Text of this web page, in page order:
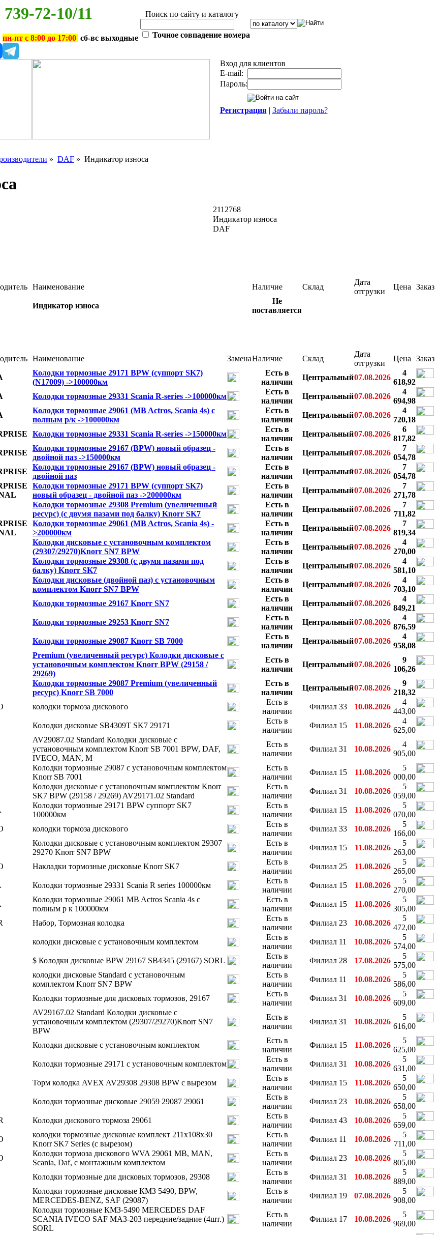
72-10/11
пн-пт с 8:00 до 17:00 сб-вс выходные
Поиск по сайту и каталогу
Точное совпадение номера
Вход для клиентов
E-mail:
Пароль:
Регистрация| Забыли пароль?
» DAF » Индикатор износа
2112768
Индикатор износа
DAF
Наименование Наличие Склад
Дата
отгрузки
Цена Заказ
Индикатор износа
Не
поставляется
Наименование ЗаменаНаличие Склад
Дата
отгрузки
Цена Заказ
Колодки тормозные 29171 BPW (суппорт SK7)
(N17009) ->100000км
Есть в
наличии
Центральный07.08.2026
4
618,92
Колодки тормозные 29331 Scania R-series ->100000км
Есть в
наличии
Центральный07.08.2026
4
694,98
Колодки тормозные 29061 (MB Actros, Scania 4s) с
полным р/к ->100000км
Есть в
наличии
Центральный07.08.2026
4
720,18
Колодки тормозные 29331 Scania R-series ->150000км
Есть в
наличии
Центральный07.08.2026
6
817,82
Колодки тормозные 29167 (BPW) новый образец -
двойной паз ->150000км
Есть в
наличии
Центральный07.08.2026
7
054,78
Колодки тормозные 29167 (BPW) новый образец -
двойной паз
Есть в
наличии
Центральный07.08.2026
7
054,78
Колодки тормозные 29171 BPW (суппорт SK7)
новый образец - двойной паз ->200000км
Есть в
наличии
Центральный07.08.2026
7
271,78
Колодки тормозные 29308 Premium (увеличенный
ресурс) (с двумя пазами под балку) Knorr SK7
Есть в
наличии
Центральный07.08.2026
7
711,82
Колодки тормозные 29061 (MB Actros, Scania 4s) -
>200000км
Есть в
наличии
Центральный07.08.2026
7
819,34
Колодки дисковые с установочным комплектом
(29307/29270)Knorr SN7 BPW
Есть в
наличии
Центральный07.08.2026
4
270,00
Колодки тормозные 29308 (с двумя пазами под
балку) Knorr SK7
Есть в
наличии
Центральный07.08.2026
4
581,10
Колодки дисковые (двойной паз) с установочным
комплектом Knorr SN7 BPW
Есть в
наличии
Центральный07.08.2026
4
703,10
Колодки тормозные 29167 Knorr SN7
Есть в
наличии
Центральный07.08.2026
4
849,21
Колодки тормозные 29253 Knorr SN7
Есть в
наличии
Центральный07.08.2026
4
876,59
Колодки тормозные 29087 Knorr SB 7000
Есть в
наличии
Центральный07.08.2026
4
958,08
Premium (увеличенный ресурс) Колодки дисковые с
установочным комплектом Knorr BPW (29158 /
29269)
Есть в
наличии
Центральный07.08.2026
9
106,26
Колодки тормозные 29087 Premium (увеличенный
ресурс) Knorr SB 7000
Есть в
наличии
Центральный07.08.2026
9
218,32
колодки тормоза дискового
Есть в
наличии
Филиал 33 10.08.2026
4
443,00
Колодки дисковые SB4309T SK7 29171
Есть в
наличии
Филиал 15 11.08.2026
4
625,00
AV29087.02 Standard Колодки дисковые с
установочным комплектом Knorr SB 7001 BPW, DAF,
IVECO, MAN, M
Есть в
наличии
Филиал 31 10.08.2026
4
905,00
Колодки тормозные 29087 с установочным комплектом
Knorr SB 7001
Есть в
наличии
Филиал 15 11.08.2026
5
000,00
Колодки дисковые с установочным комплектом Knorr
SK7 BPW (29158 / 29269) AV29171.02 Standard
Есть в
наличии
Филиал 31 10.08.2026
5
059,00
Колодки тормозные 29171 BPW суппорт SK7
100000км
Есть в
наличии
Филиал 15 11.08.2026
5
070,00
колодки тормоза дискового
Есть в
наличии
Филиал 33 10.08.2026
5
166,00
Колодки дисковые с установочным комплектом 29307
29270 Knorr SN7 BPW
Есть в
наличии
Филиал 15 11.08.2026
5
263,00
Накладки тормозные дисковые Knorr SK7
Есть в
наличии
Филиал 25 11.08.2026
5
265,00
Колодки тормозные 29331 Scania R series 100000км
Есть в
наличии
Филиал 15 11.08.2026
5
270,00
Колодки тормозные 29061 MB Actros Scania 4s с
полным р к 100000км
Есть в
наличии
Филиал 15 11.08.2026
5
305,00
Набор, Тормозная колодка
Есть в
наличии
Филиал 23 10.08.2026
5
472,00
колодки дисковые с установочным комплектом
Есть в
наличии
Филиал 11 10.08.2026
5
574,00
$ Колодки дисковые BPW 29167 SB4345 (29167) SORL
Есть в
наличии
Филиал 28 17.08.2026
5
575,00
колодки дисковые Standard с установочным
комплектом Knorr SN7 BPW
Есть в
наличии
Филиал 11 10.08.2026
5
586,00
Колодки тормозные для дисковых тормозов, 29167
Есть в
наличии
Филиал 31 10.08.2026
5
609,00
AV29167.02 Standard Колодки дисковые с
установочным комплектом (29307/29270)Knorr SN7
BPW
Есть в
наличии
Филиал 31 10.08.2026
5
616,00
Колодки дисковые с установочным комплектом
Есть в
наличии
Филиал 15 11.08.2026
5
625,00
Колодки тормозные 29171 с установочным комплектом
Есть в
наличии
Филиал 31 10.08.2026
5
631,00
Торм колодка AVEX AV29308 29308 BPW с вырезом
Есть в
наличии
Филиал 15 11.08.2026
5
650,00
Колодки тормозные дисковые 29059 29087 29061
Есть в
наличии
Филиал 23 10.08.2026
5
658,00
Колодки дискового тормоза 29061
Есть в
наличии
Филиал 43 10.08.2026
5
659,00
колодки тормозные дисковые комплект 211x108x30
Knorr SK7 Series (c вырезом)
Есть в
наличии
Филиал 11 10.08.2026
5
711,00
Колодки тормоза дискового WVA 29061 MB, MAN,
Scania, Daf, с монтажным комплектом
Есть в
наличии
Филиал 23 10.08.2026
5
805,00
Колодки тормозные для дисковых тормозов, 29308
Есть в
наличии
Филиал 31 10.08.2026
5
889,00
Колодки тормозные дисковые КМЗ 5490, BPW,
MERCEDES-BENZ, SAF (29087)
Есть в
наличии
Филиал 19 07.08.2026
5
908,00
Колодки тормозные КМЗ-5490 MERCEDES DAF
SCANIA IVECO SAF МАЗ-203 передние/задние (4шт.)
SORL
Есть в
наличии
Филиал 17 10.08.2026
5
969,00